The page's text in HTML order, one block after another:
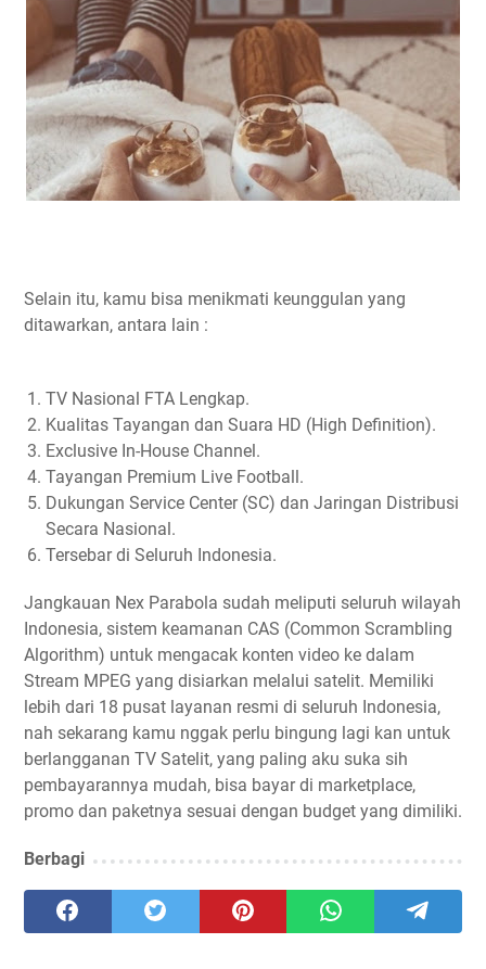
Selain itu, kamu bisa menikmati keunggulan yang
ditawarkan, antara lain :
TV Nasional FTA Lengkap.
Kualitas Tayangan dan Suara HD (High Definition).
Exclusive In-House Channel.
Tayangan Premium Live Football.
Dukungan Service Center (SC) dan Jaringan Distribusi
Secara Nasional.
Tersebar di Seluruh Indonesia.
Jangkauan Nex Parabola sudah meliputi seluruh wilayah
Indonesia, sistem keamanan CAS (Common Scrambling
Algorithm) untuk mengacak konten video ke dalam
Stream MPEG yang disiarkan melalui satelit. Memiliki
lebih dari 18 pusat layanan resmi di seluruh Indonesia,
nah sekarang kamu nggak perlu bingung lagi kan untuk
berlangganan TV Satelit, yang paling aku suka sih
pembayarannya mudah, bisa bayar di marketplace,
promo dan paketnya sesuai dengan budget yang dimiliki.
Berbagi